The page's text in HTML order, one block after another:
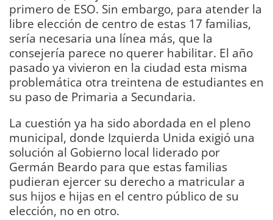
primero de ESO. Sin embargo, para atender la
libre elección de centro de estas 17 familias,
sería necesaria una línea más, que la
consejería parece no querer habilitar. El año
pasado ya vivieron en la ciudad esta misma
problemática otra treintena de estudiantes en
su paso de Primaria a Secundaria.
La cuestión ya ha sido abordada en el pleno
municipal, donde Izquierda Unida exigió una
solución al Gobierno local liderado por
Germán Beardo para que estas familias
pudieran ejercer su derecho a matricular a
sus hijos e hijas en el centro público de su
elección, no en otro.